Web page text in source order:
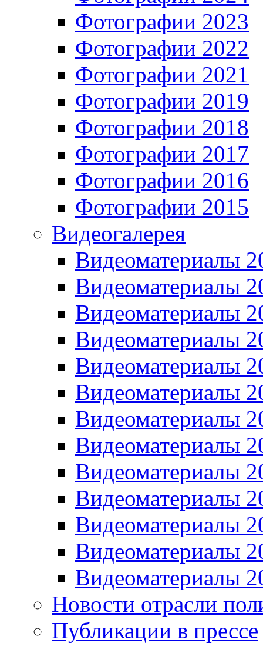
Фотографии 2023
Фотографии 2022
Фотографии 2021
Фотографии 2019
Фотографии 2018
Фотографии 2017
Фотографии 2016
Фотографии 2015
Видеогалерея
Видеоматериалы
Видеоматериалы
Видеоматериалы
Видеоматериалы
Видеоматериалы
Видеоматериалы
Видеоматериалы
Видеоматериалы
Видеоматериалы
Видеоматериалы
Видеоматериалы
Видеоматериалы
Видеоматериалы
Новости отрасли
Публикации в прессе